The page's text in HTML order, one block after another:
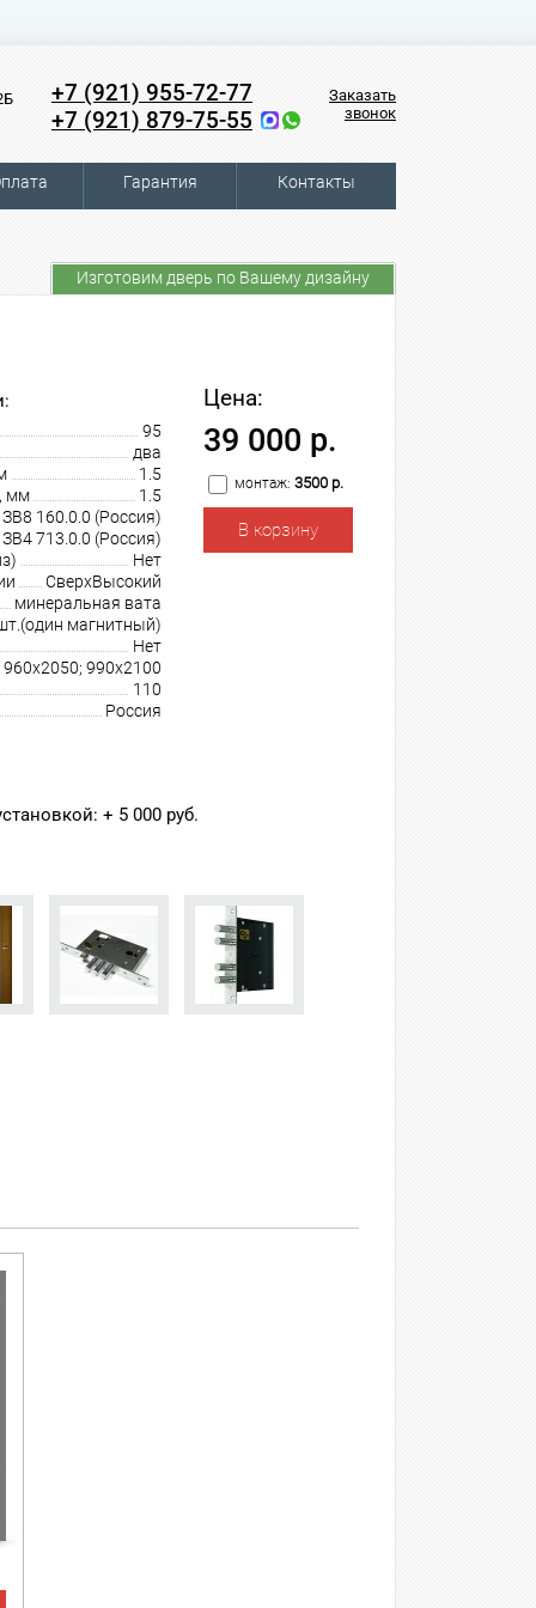
+7 (921) 955-72-77
+7 (921) 879-75-55
Заказать
звонок
Гарантия Контакты
Изготовим дверь по Вашему дизайну
95
два
1.5
мм
1.5
160.0.0 (Россия)
713.0.0 (Россия)
Нет
СверхВысокий
минеральная вата
магнитный)
Нет
990х2100
110
Россия
Цена:
39 000 р.
монтаж: 3500 р.
+ 5 000 руб.